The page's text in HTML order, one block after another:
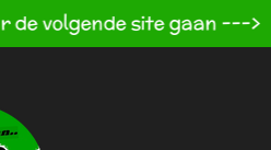
🐞https://www.hikeandbike.nl/